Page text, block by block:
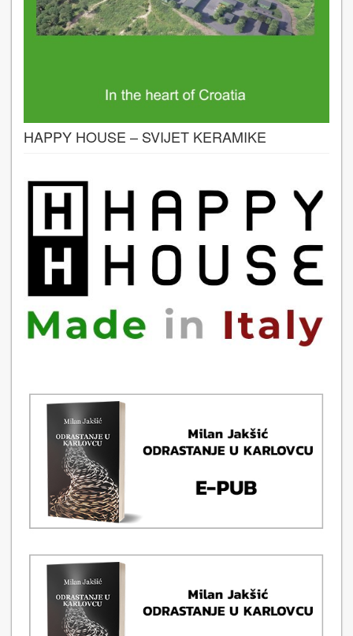
HAPPY HOUSE – SVIJET KERAMIKE